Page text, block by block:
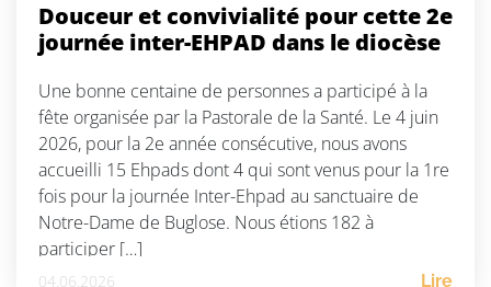
Douceur et convivialité pour cette 2e
journée inter-EHPAD dans le diocèse
Une bonne centaine de personnes a participé à la
fête organisée par la Pastorale de la Santé. Le 4 juin
2026, pour la 2e année consécutive, nous avons
accueilli 15 Ehpads dont 4 qui sont venus pour la 1re
fois pour la journée Inter-Ehpad au sanctuaire de
Notre-Dame de Buglose. Nous étions 182 à
participer […]
04.06.2026 Lire